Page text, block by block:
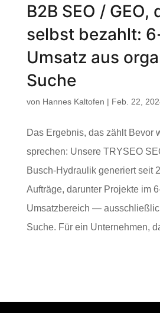
B2B SEO / GEO,
selbst bezahlt:
Umsatz aus
Suche
von Hannes Kaltofen | Feb. 22,
Das Ergebnis, das zählt Bevor
sprechen: Unsere TRYSEO
Busch-Hydraulik generiert seit
Aufträge, darunter Projekte im
Umsatzbereich —
Suche. Für ein Unternehmen,